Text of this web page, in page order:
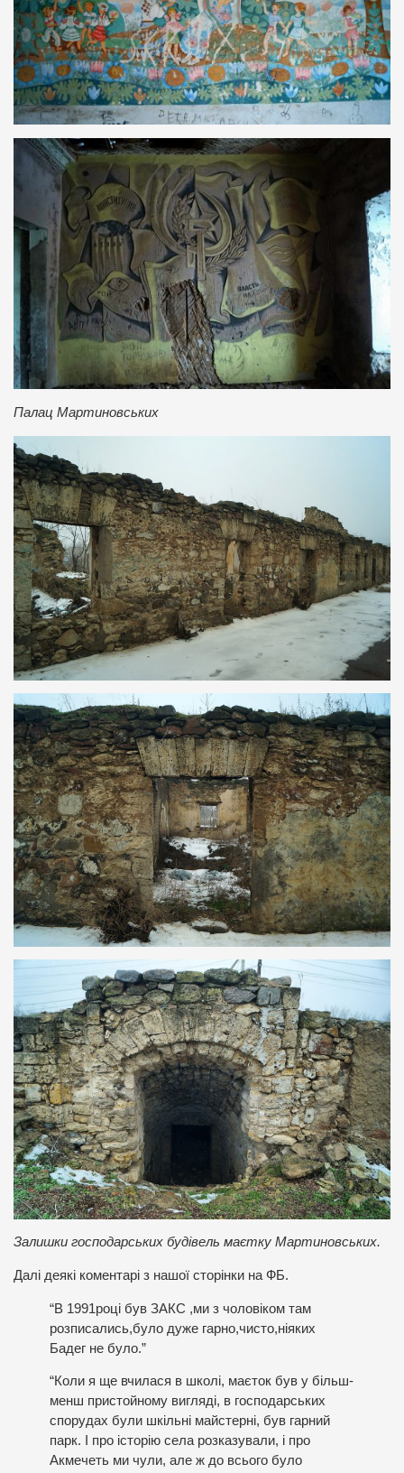
Палац Мартиновських
Залишки господарських будівель маєтку Мартиновських.
Далі деякі коментарі з нашої сторінки на ФБ.
“В 1991році був ЗАКС ,ми з чоловіком там
розписались,було дуже гарно,чисто,ніяких
Бадег не було.”
“Коли я ще вчилася в школі, маєток був у більш-
менш пристойному вигляді, в господарських
спорудах були шкільні майстерні, був гарний
парк. І про історію села розказували, і про
Акмечеть ми чули, але ж до всього було